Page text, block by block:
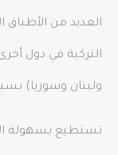
العديد من الأطباق
التركية في دول
ولبنان وسوريا)
تستطيع بسهولة